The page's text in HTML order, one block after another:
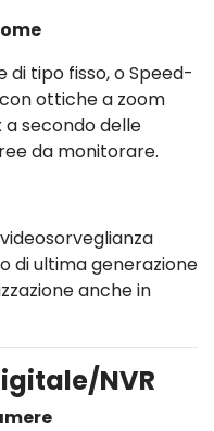
di tipo fisso, o Speed-
ottiche a zoom
a secondo delle
da monitorare.
di ultima generazione
anche in
NVR